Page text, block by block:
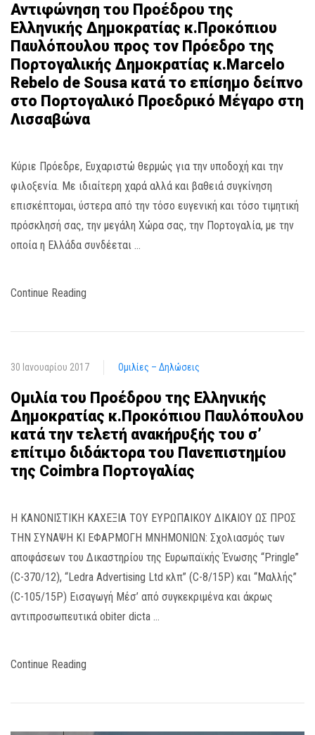
Αντιφώνηση του Προέδρου της
Ελληνικής Δημοκρατίας κ.Προκόπιου
Παυλόπουλου προς τον Πρόεδρο της
Πορτογαλικής Δημοκρατίας κ.Marcelo
Rebelo de Sousa κατά το επίσημο δείπνο
στο Πορτογαλικό Προεδρικό Μέγαρο στη
Λισσαβώνα
Κύριε Πρόεδρε, Ευχαριστώ θερμώς για την υποδοχή και την
φιλοξενία. Με ιδιαίτερη χαρά αλλά και βαθειά συγκίνηση
επισκέπτομαι, ύστερα από την τόσο ευγενική και τόσο τιμητική
πρόσκλησή σας, την μεγάλη Χώρα σας, την Πορτογαλία, με την
οποία η Ελλάδα συνδέεται …
Continue Reading
30 Ιανουαρίου 2017 Ομιλίες – Δηλώσεις
Ομιλία του Προέδρου της Ελληνικής
Δημοκρατίας κ.Προκόπιου Παυλόπουλου
κατά την τελετή ανακήρυξής του σ’
επίτιμο διδάκτορα του Πανεπιστημίου
της Coimbra Πορτογαλίας
Η ΚΑΝΟΝΙΣΤΙΚΗ ΚΑΧΕΞΙΑ ΤΟΥ ΕΥΡΩΠΑΙΚΟΥ ΔΙΚΑΙΟΥ ΩΣ ΠΡΟΣ
ΤΗΝ ΣΥΝΑΨΗ ΚΙ ΕΦΑΡΜΟΓΗ ΜΝΗΜΟΝΙΩΝ: Σχολιασμός των
αποφάσεων του Δικαστηρίου της Ευρωπαϊκής Ένωσης “Pringle”
(C-370/12), “Ledra Advertising Ltd κλπ” (C-8/15P) και “Μαλλής”
(C-105/15Ρ) Εισαγωγή Μέσ’ από συγκεκριμένα και άκρως
αντιπροσωπευτικά obiter dicta …
Continue Reading